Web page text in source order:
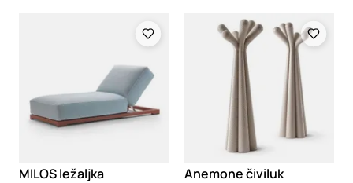
MILOS ležaljka
Loading
Anemone čiviluk